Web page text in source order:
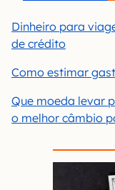
Dinheiro para
de crédito
Como estimar
Que moeda levar
o melhor câmbio